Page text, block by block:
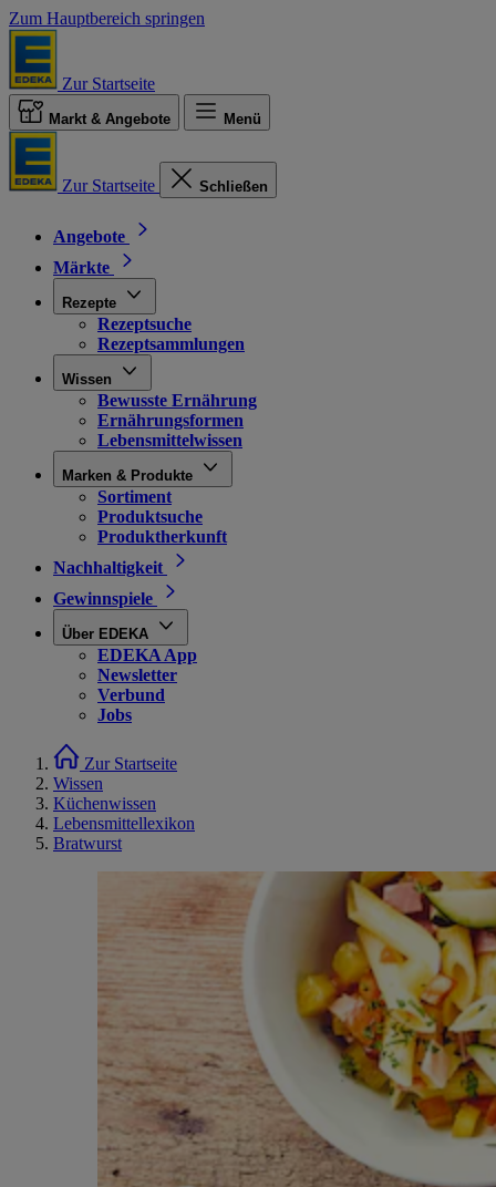
Zum Hauptbereich springen
Zur Startseite
Markt & Angebote Menü
Zur Startseite Schließen
Angebote
Märkte
Rezepte
Rezeptsuche
Rezeptsammlungen
Wissen
Bewusste Ernährung
Ernährungsformen
Lebensmittelwissen
Marken & Produkte
Sortiment
Produktsuche
Produktherkunft
Nachhaltigkeit
Gewinnspiele
Über EDEKA
EDEKA App
Newsletter
Verbund
Jobs
Zur Startseite
Wissen
Küchenwissen
Lebensmittellexikon
Bratwurst